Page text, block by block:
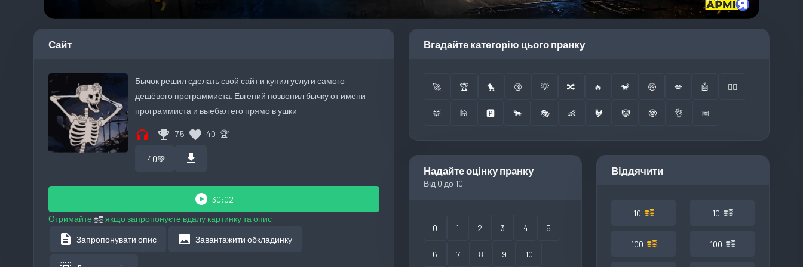
Сайт
Бычок решил сделать свой сайт и купил услуги самого
дешёвого программиста. Евгений позвонил бычку от имени
программиста и выебал его прямо в ушки.
headphones emoji_events 7.5 favorite 40 🏆
40💚 download
play_circle 30:02
Отримайте
якщо запропонуєте вдалу картинку та опис
description Запропонувати опис image Завантажити обкладинку
Вгадайте категорію цього пранку
🚀 🏆 🐤 🔞 💡 🔀 🔥 🐒 🤑 💋 🤖 👮‍♂️
🦌 🕌 🅿️ 🐂 🎭 👶 🐓 🤡 🤓 👌 📅
Надайте оцінку пранку
Від 0 до 10
0 1 2 3 4 5
6 7 8 9 10
Віддячити
10
100
10
100